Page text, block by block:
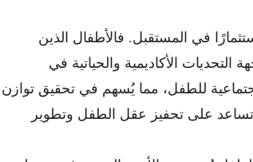
في المستقبل. فالأطفال الذين
الأكاديمية والحياتية في
للطفل، مما يُسهم في تحقيق توازن
تساعد على تحفيز عقل الطفل وتطوير